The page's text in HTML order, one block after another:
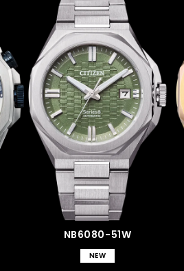
NB6080-51W
NEW